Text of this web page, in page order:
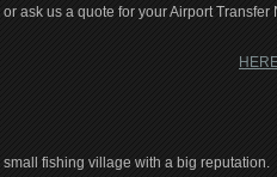
ask us a quote for your Airport Transfer
small fishing village with a big